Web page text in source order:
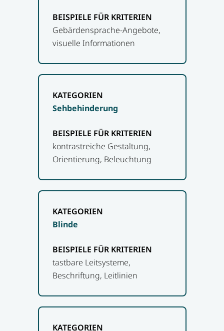
Gebärdensprache-Angebote,
visuelle Informationen
Sehbehinderung
kontrastreiche Gestaltung,
Orientierung, Beleuchtung
Blinde
tastbare Leitsysteme,
Beschriftung, Leitlinien